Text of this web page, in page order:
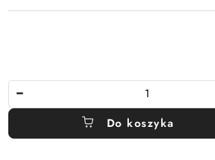
Do koszyka